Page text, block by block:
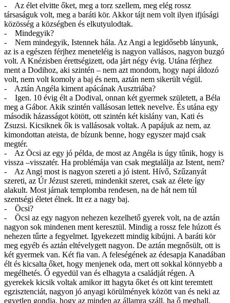
- Az élet elvitte őket, meg a torz szellem, meg elég rossz
társaságuk volt, meg a baráti kör. Akkor tájt nem volt ilyen ifjúsági
közösség a községben és elkutyulodtak.
- Mindegyik?
- Nem mindegyik, Istennek hála. Az Angi a legidősebb lányunk,
az is a egészen férjhez meneteléig is nagyon vallásos, nagyon buzgó
volt. A Knézisben érettségizett, oda járt négy évig. Utána férjhez
ment a Dodihoz, aki szintén – nem azt mondom, hogy napi áldozó
volt, nem volt komoly a baj és nem, aztán nem sikerült végül.
- Aztán Angéla kiment apácának Ausztriába?
- Igen. 10 évig élt a Dodival, onnan két gyermek született, a Béla
meg a Gábor. Akik szintén vallásosan lettek nevelve. És utána egy
második házasságot kötött, ott szintén két kislány van, Kati és
Zsuzsi. Kicsiknek ők is vallásosak voltak. A papájuk az nem, az
kimondottan ateista, de bízunk benne, hogy egyszer majd csak
megtér.
- Az Öcsi az egy jó példa, de most az Angéla is úgy tűnik, hogy is
vissza –visszatér. Ha problémája van csak megtalálja az Istent, nem?
- Az Angi most is nagyon szereti a jó istent. Hívő, Szűzanyát
szereti, az Úr Jézust szereti, mindenkit szeret, csak az élete így
alakult. Most járnak templomba rendesen, na de hát nem túl
szentségi életet élnek. Itt ez a nagy baj.
- Öcsi?
- Öcsi az egy nagyon nehezen kezelhető gyerek volt, na de aztán
nagyon sok mindenen ment keresztül. Mindig a rossz fele húzott és
nehezen tűrte a fegyelmet. Igyekezett mindig kibújni. A baráti kör
meg egyéb és aztán eltévelygett nagyon. De aztán megnősült, ott is
két gyermek van. Két fia van. A feleségének az édesapja Kanadában
élt és kicsalta őket, hogy menjenek oda, mert ott sokkal könnyebb a
megélhetés. Ő egyedül van és elhagyta a családját régen. A
gyerekek kicsik voltak amikor itt hagyta őket és ott kint teremtett
egzisztenciát, nagyon jó anyagi körülmények között van és neki az
egyetlen gondja, hogy az minden az államra száll, ha ő meghall.